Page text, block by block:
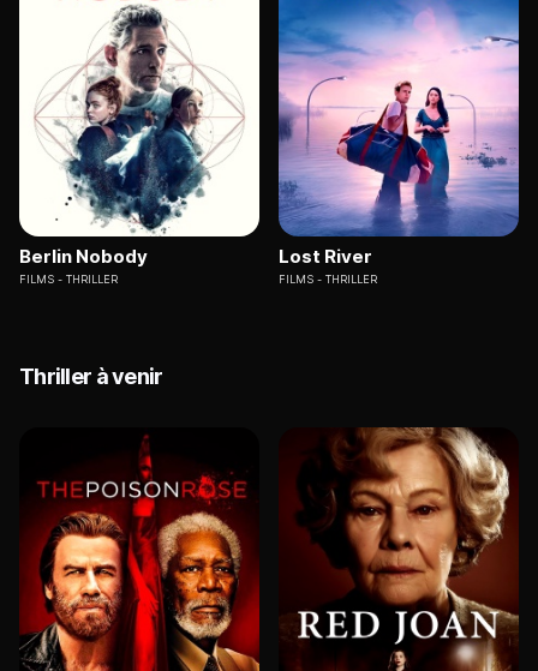
Berlin Nobody
FILMS THRILLER
Lost River
FILMS THRILLER
Thriller à venir